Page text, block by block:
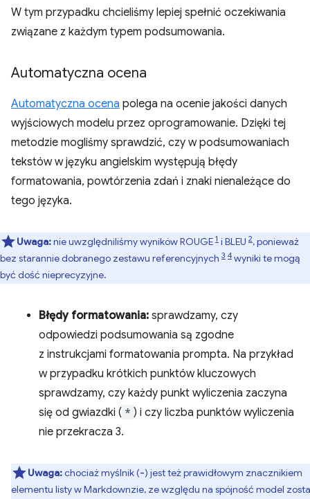
W tym przypadku chcieliśmy lepiej spełnić oczekiwania
związane z każdym typem podsumowania.
Automatyczna ocena
Automatyczna ocena polega na ocenie jakości danych
wyjściowych modelu przez oprogramowanie. Dzięki tej
metodzie mogliśmy sprawdzić, czy w podsumowaniach
tekstów w języku angielskim występują błędy
formatowania, powtórzenia zdań i znaki nienależące do
tego języka.
Uwaga:nie uwzględniliśmy wyników ROUGE 1 i BLEU 2, ponieważ
bez starannie dobranego zestawu referencyjnych 3 4 wyniki te mogą
być dość nieprecyzyjne.
Błędy formatowania: sprawdzamy, czy
odpowiedzi podsumowania są zgodne
z instrukcjami formatowania prompta. Na przykład
w przypadku krótkich punktów kluczowych
sprawdzamy, czy każdy punkt wyliczenia zaczyna
się od gwiazdki ( * ) i czy liczba punktów wyliczenia
nie przekracza 3.
Uwaga:chociaż myślnik (-) jest też prawidłowym znacznikiem
elementu listy w Markdownzie, ze względu na spójność model